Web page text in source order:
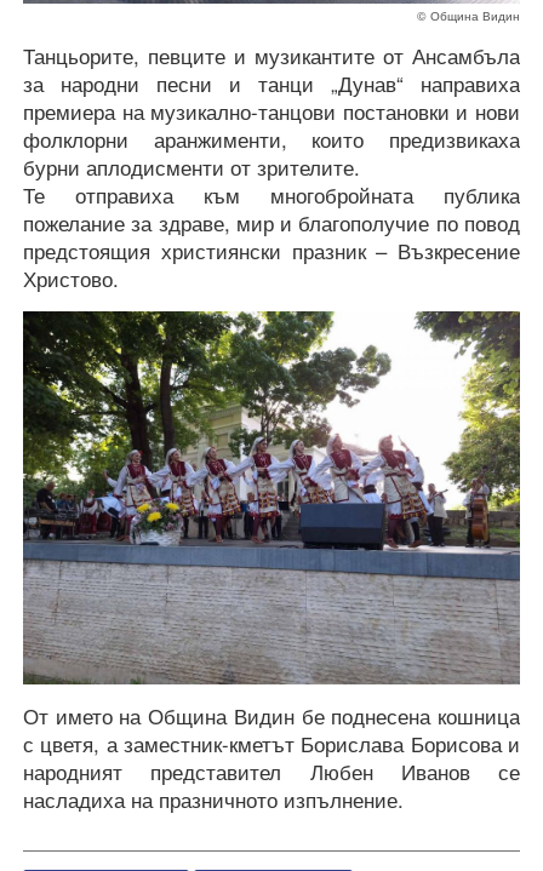
© Община Видин
Танцьорите, певците и музикантите от Ансамбъла
за народни песни и танци „Дунав“ направиха
премиера на музикално-танцови постановки и нови
фолклорни аранжименти, които предизвикаха
бурни аплодисменти от зрителите.
Те отправиха към многобройната публика
пожелание за здраве, мир и благополучие по повод
предстоящия християнски празник – Възкресение
Христово.
От името на Община Видин бе поднесена кошница
с цветя, а заместник-кметът Борислава Борисова и
народният представител Любен Иванов се
насладиха на празничното изпълнение.